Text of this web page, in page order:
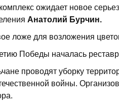
ожидает новое
Анатолий Бурчин.
ложе для возложения
проводят уборку
войны.